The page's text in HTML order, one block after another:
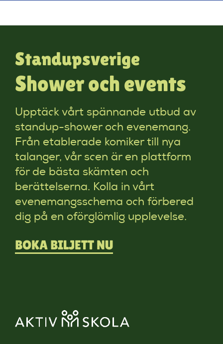
Standupsverige
Shower och events
Upptäck vårt spännande utbud av
standup-shower och evenemang.
Från etablerade komiker till nya
talanger, vår scen är en plattform
för de bästa skämten och
berättelserna. Kolla in vårt
evenemangsschema och förbered
dig på en oförglömlig upplevelse.
BOKA BILJETT NU